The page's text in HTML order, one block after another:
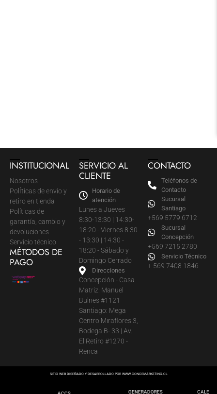
INSTITUCIONAL
Nosotros
PolÍticas de envío y
retiro en tienda
Políticas de
garantía, cambio y
devoluciones
Servicio técnico
MÉTODOS DE
PAGO
SERVICIO AL
CLIENTE
Horario de
atención
Lunes a Jueves
8:30-13:30 | 14:30-
18:20 - Viernes 8:30
- 13:30 | 14:30 -
18:20 - Sábado y
Domingo Cerrado
Direcciones
Concepción - Casa
Matriz: Manuel
Bulnes #1121
Santiago: Mega
Centro Miraflores 3,
Bodega B- 33 | Av.
El Retiro #1270 -
Renca
CONTACTO
Teléfonos de
Contacto
Sucursal
Santiago
+569 5779 6712
Sucursal
Concepción
+569 7215 2780
Servicio Técnico
+ 569 7408 1846
SITIO WEB DISEÑADO Y DESARROLLADO POR WWW.CONCEMARKETING.CL
GENERADORES